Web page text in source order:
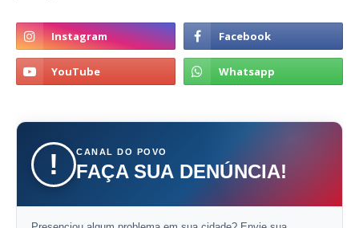
! CANAL DO POVO
FAÇA SUA DENÚNCIA!